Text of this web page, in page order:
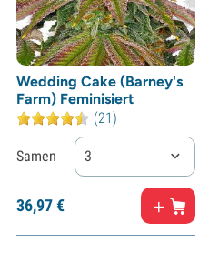
Wedding Cake (Barney's
Farm) Feminisiert
(21)
Samen 3
36,97€